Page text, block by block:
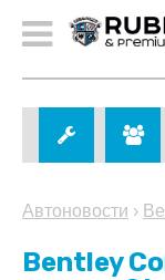
Автоновости ›
Bentley